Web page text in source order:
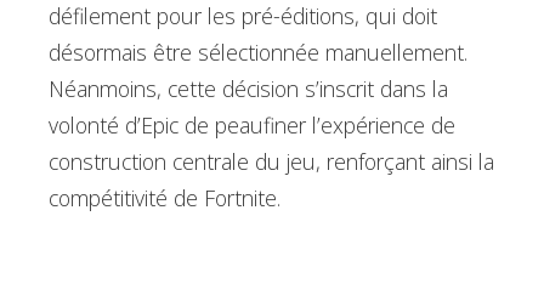
défilement pour les pré-éditions, qui doit
désormais être sélectionnée manuellement.
Néanmoins, cette décision s’inscrit dans la
volonté d’Epic de peaufiner l’expérience de
construction centrale du jeu, renforçant ainsi la
compétitivité de Fortnite.